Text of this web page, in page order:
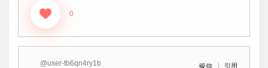
0
@user-tb6qn4ry1b 返信 引用